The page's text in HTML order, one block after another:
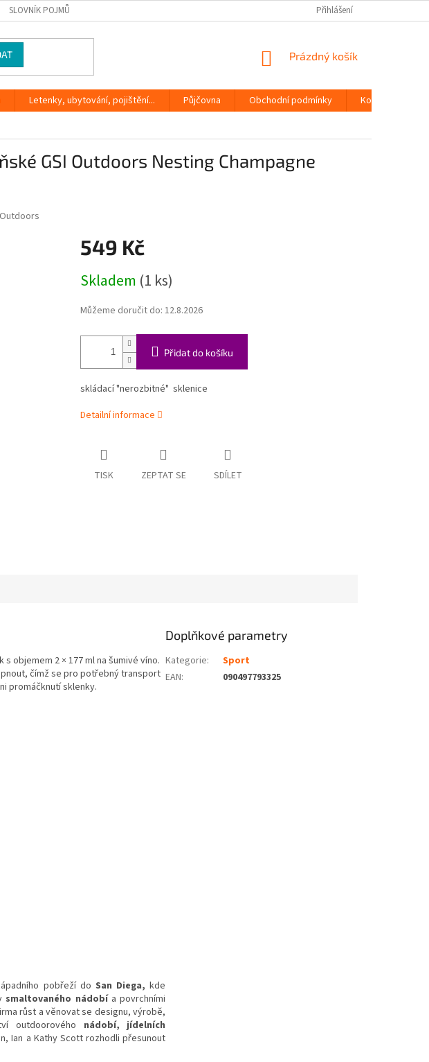
SLOVNÍK POJMŮ Přihlášení
NÁKUPNÍ
Prázdný košík
Letenky, ubytování, pojištění... Půjčovna Obchodní podmínky
Kontakty
GSI Outdoors Nesting Champagne
549 Kč
cena:
Skladem (1 ks)
Můžeme doručit do: 12.8.2026
Přidat do košíku
skládací "nerozbitné" sklenice
Detailní informace
TISK ZEPTAT SE SDÍLET
objemem 2 × 177 ml na šumivé víno.
čímž se pro potřebný transport
promáčknutí sklenky.
pobřeží do San Diega, kde
smaltovaného nádobí a povrchními
růst a věnovat se designu, výrobě,
outdoorového
nádobí, jídelních
Ian a Kathy Scott rozhodli přesunout
Doplňkové parametry
Kategorie:
Sport
EAN: 090497793325